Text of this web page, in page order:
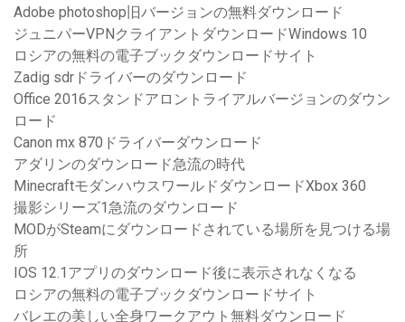
Adobe photoshop旧バージョンの無料ダウンロード
ジュニパーVPNクライアントダウンロードWindows 10
ロシアの無料の電子ブックダウンロードサイト
Zadig sdrドライバーのダウンロード
Office 2016スタンドアロントライアルバージョンのダウン
ロード
Canon mx 870ドライバーダウンロード
アダリンのダウンロード急流の時代
MinecraftモダンハウスワールドダウンロードXbox 360
撮影シリーズ1急流のダウンロード
MODがSteamにダウンロードされている場所を見つける場
所
IOS 12.1アプリのダウンロード後に表示されなくなる
ロシアの無料の電子ブックダウンロードサイト
バレエの美しい全身ワークアウト無料ダウンロード